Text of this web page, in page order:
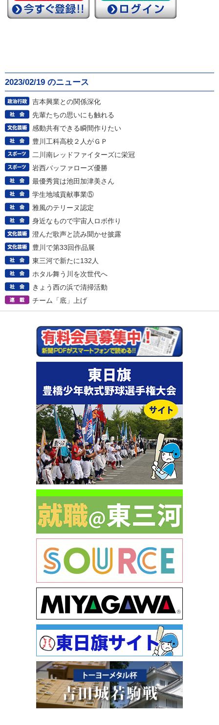
2023/02/19 のニュース
吉本興業との関係深化
先輩たちの思いにも触れる
感動共有できる瞬間作りたい
豊川工科高校２人がＧＰ
二川南レッドファイターズに栄冠
岩西バッファローズ優勝
最優秀賞は池田加津美さん
学生地域貢献事業⑤
雅風のテリーヌ認定
身近なもので宇宙人ロボ作り
澄んだ歌声と読み聞かせ披露
豊川で第33回作品展
東三河で新たに132人
ホタル舞う川を次世代へ
きょう西の浜で清掃活動
チーム「底」上げ